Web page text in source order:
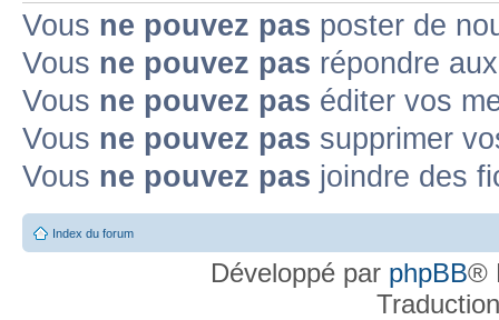
Vous ne pouvez pas poster de
Vous ne pouvez pas répondre
Vous ne pouvez pas éditer vos
Vous ne pouvez pas supprimer
Vous ne pouvez pas joindre des
Index du forum
Développé par phpBB®